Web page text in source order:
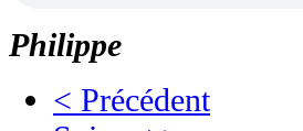
Philippe
< Précédent